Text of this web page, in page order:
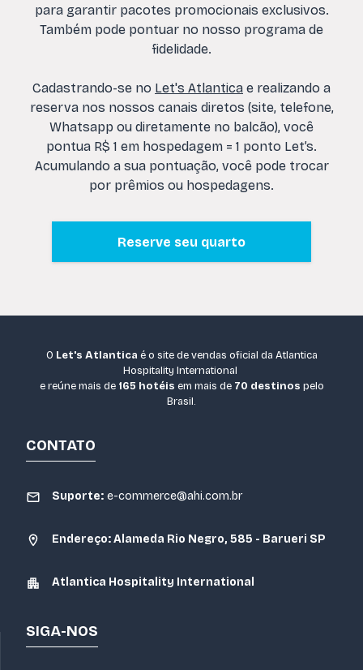
para garantir pacotes promocionais exclusivos.
Também pode pontuar no nosso programa de
fidelidade.
Cadastrando-se no Let's Atlantica e realizando a
reserva nos nossos canais diretos (site, telefone,
Whatsapp ou diretamente no balcão), você
pontua R$ 1 em hospedagem = 1 ponto Let’s.
Acumulando a sua pontuação, você pode trocar
por prêmios ou hospedagens.
Reserve seu quarto
O Let's Atlantica é o site de vendas oficial da Atlantica
Hospitality International
e reúne mais de 165 hotéis em mais de 70 destinos pelo
Brasil.
CONTATO
Suporte: e-commerce@ahi.com.br
Endereço: Alameda Rio Negro, 585 - Barueri SP
Atlantica Hospitality International
SIGA-NOS